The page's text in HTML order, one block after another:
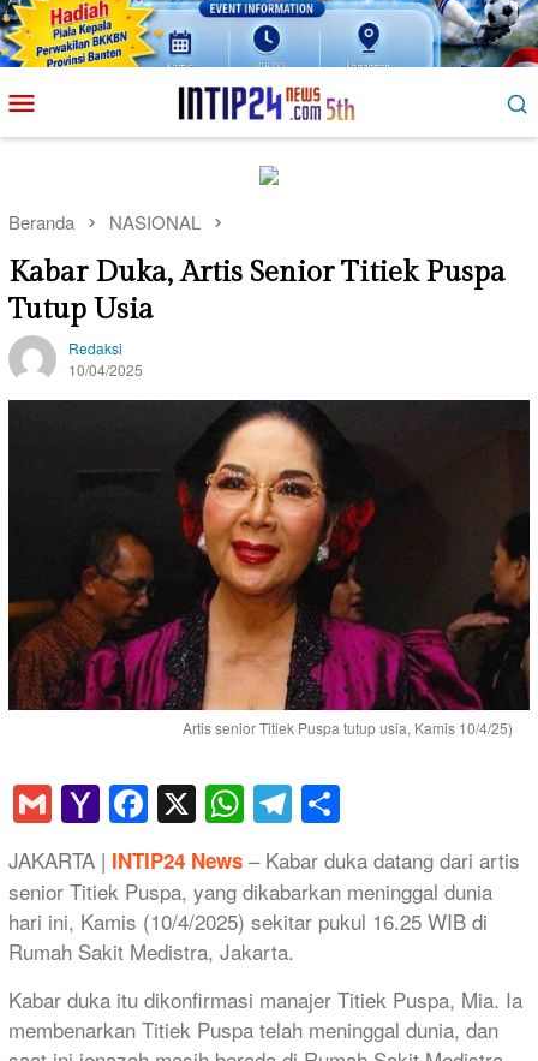
ke
kontenMobile
Beranda NASIONAL
Kabar Duka, Artis Senior Titiek Puspa
Tutup Usia
Redaksi
10/04/2025
Artis senior Titiek Puspa tutup usia, Kamis 10/4/25)
GmailYahoo
Mail
Facebook
X WhatsApp
Telegram
JAKARTA | INTIP24 News – Kabar duka datang dari artis
senior Titiek Puspa, yang dikabarkan meninggal dunia
hari ini, Kamis (10/4/2025) sekitar pukul 16.25 WIB di
Rumah Sakit Medistra, Jakarta.
Kabar duka itu dikonfirmasi manajer Titiek Puspa, Mia. Ia
membenarkan Titiek Puspa telah meninggal dunia, dan